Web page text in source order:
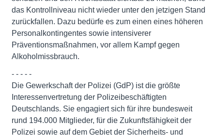
das Kontrollniveau nicht wieder unter den jetzigen Stand
zurückfallen. Dazu bedürfe es zum einen eines höheren
Personalkontingentes sowie intensiverer
Präventionsmaßnahmen, vor allem Kampf gegen
Alkoholmissbrauch.
- - - - -
Die Gewerkschaft der Polizei (GdP) ist die größte
Interessenvertretung der Polizeibeschäftigten
Deutschlands. Sie engagiert sich für ihre bundesweit
rund 194.000 Mitglieder, für die Zukunftsfähigkeit der
Polizei sowie auf dem Gebiet der Sicherheits- und